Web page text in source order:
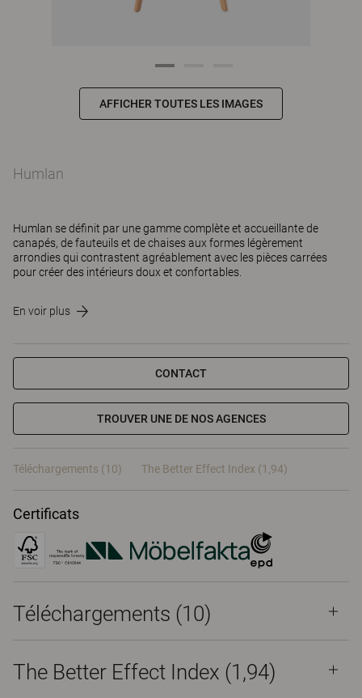
AFFICHER TOUTES LES IMAGES
Humlan
Humlan se définit par une gamme complète et accueillante de
canapés, de fauteuils et de chaises aux formes légèrement
arrondies qui contrastent agréablement avec les pièces carrées
pour créer des intérieurs doux et confortables.
En voir plus
CONTACT
TROUVER UNE DE NOS AGENCES
Téléchargements (10) The Better Effect Index (1,94)
Certificats
Téléchargements (10)
The Better Effect Index (1,94)